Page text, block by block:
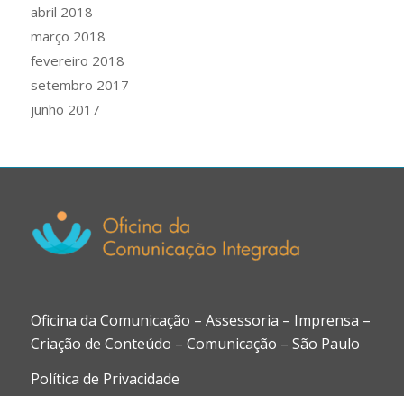
abril 2018
março 2018
fevereiro 2018
setembro 2017
junho 2017
Oficina da Comunicação – Assessoria – Imprensa –
Criação de Conteúdo – Comunicação – São Paulo
Política de Privacidade